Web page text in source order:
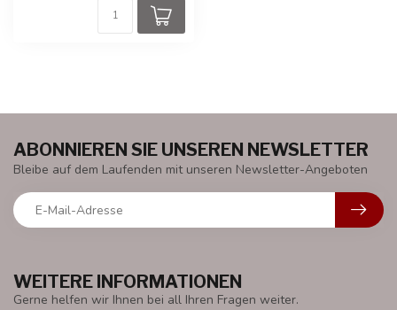
WEITERE INFORMATIONEN
Gerne helfen wir Ihnen bei all Ihren Fragen weiter.
ABONNIEREN SIE UNSEREN NEWSLETTER
Bleibe auf dem Laufenden mit unseren Newsletter-Angeboten